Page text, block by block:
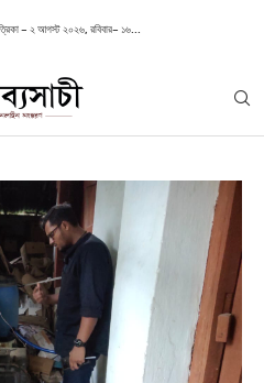
– ২ আগস্ট ২০২৬, রবিবার– ১৬...